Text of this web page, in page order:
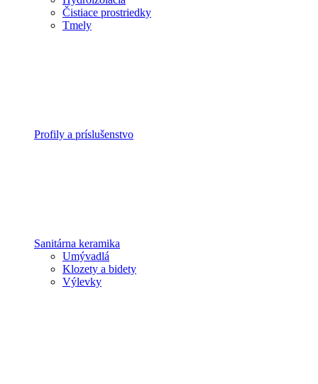
Čistiace prostriedky
Tmely
Profily a príslušenstvo
Sanitárna keramika
Umývadlá
Klozety a bidety
Výlevky